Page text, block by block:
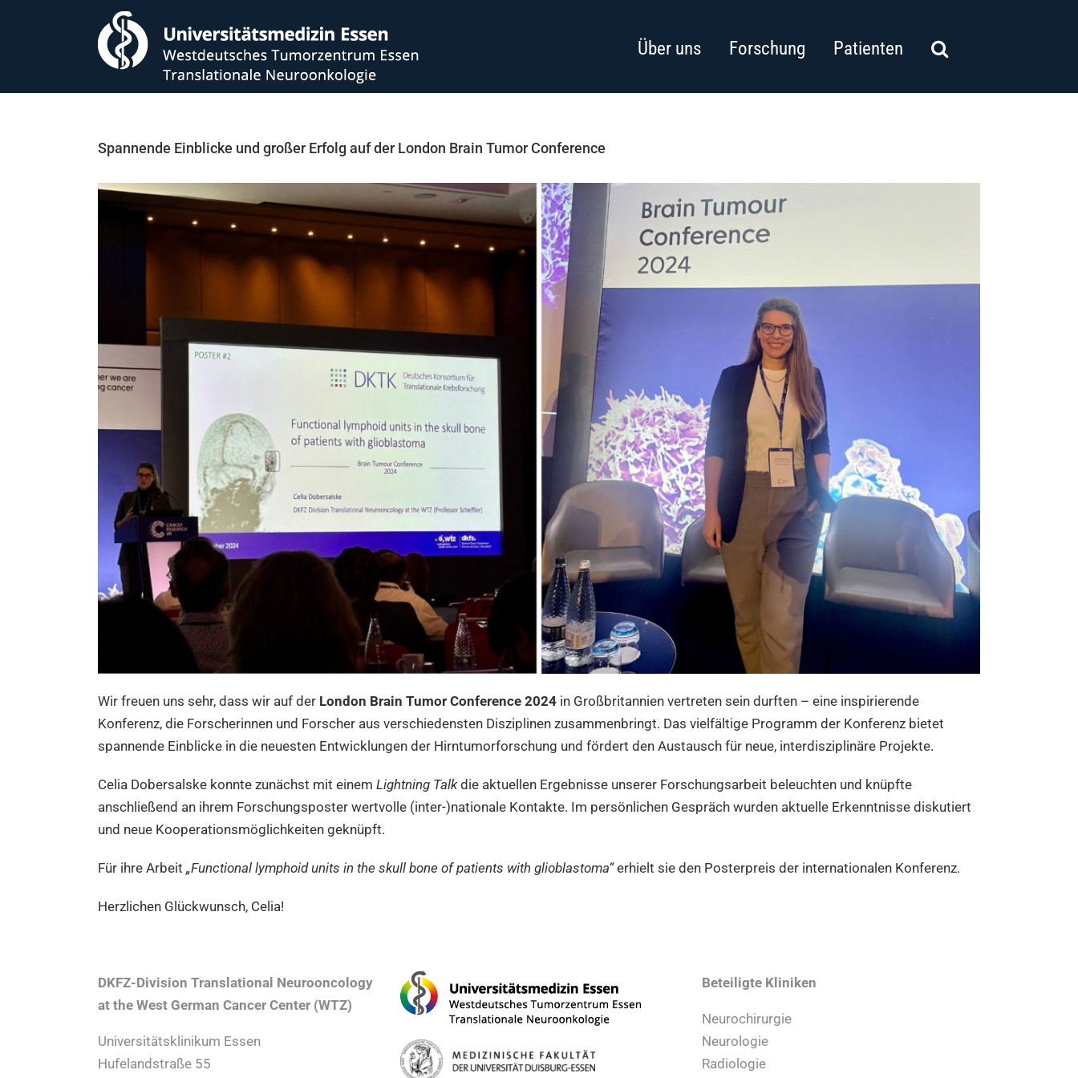
Über uns Forschung Patienten
Spannende Einblicke und großer Erfolg auf der London Brain Tumor Conference
Wir freuen uns sehr, dass wir auf der London Brain Tumor Conference 2024in Großbritannien vertreten sein durften – eine inspirierende
Konferenz, die Forscherinnen und Forscher aus verschiedensten Disziplinen zusammenbringt. Das vielfältige Programm der Konferenz bietet
spannende Einblicke in die neuesten Entwicklungen der Hirntumorforschung und fördert den Austausch für neue, interdisziplinäre Projekte.
Celia Dobersalske konnte zunächst mit einem Lightning Talkdie aktuellen Ergebnisse unserer Forschungsarbeit beleuchten und knüpfte
anschließend an ihrem Forschungsposter wertvolle (inter-)nationale Kontakte. Im persönlichen Gespräch wurden aktuelle Erkenntnisse diskutiert
und neue Kooperationsmöglichkeiten geknüpft.
Für ihre Arbeit „Functional lymphoid units in the skull bone of patients with glioblastoma“erhielt sie den Posterpreis der internationalen Konferenz.
Herzlichen Glückwunsch, Celia!
DKFZ-Division Translational Neurooncology
at the West German Cancer Center (WTZ)
Universitätsklinikum Essen
Hufelandstraße 55
Beteiligte Kliniken
Neurochirurgie
Neurologie
Radiologie